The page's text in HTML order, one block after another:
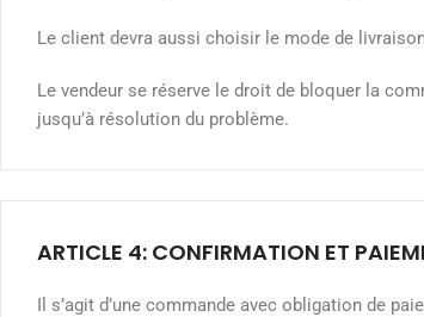
Le client devra aussi choisir le mode de
Le vendeur se réserve le droit de bloquer la
jusqu’à résolution du problème.
ARTICLE 4: CONFIRMATION ET
Il s’agit d’une commande avec obligation de